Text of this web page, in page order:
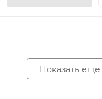
Показать еще